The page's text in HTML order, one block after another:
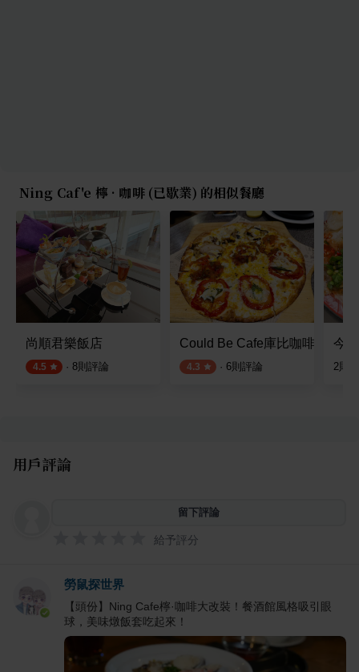
Ning Caf'e 檸 · 咖啡 (已歇業) 的相似餐廳
尚順君樂飯店
4.5 · 8則評論
Could Be Cafe庫比咖啡頭份尚
4.3 · 6則評論
今
2則
用戶評論
留下評論
給予評分
勞鼠探世界
【頭份】Ning Cafe檸·咖啡大改裝！餐酒館風格吸引眼
球，美味燉飯套吃起來！